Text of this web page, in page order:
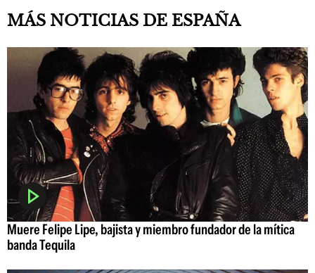
MÁS NOTICIAS DE ESPAÑA
Muere Felipe Lipe, bajista y miembro fundador de la mítica
banda Tequila